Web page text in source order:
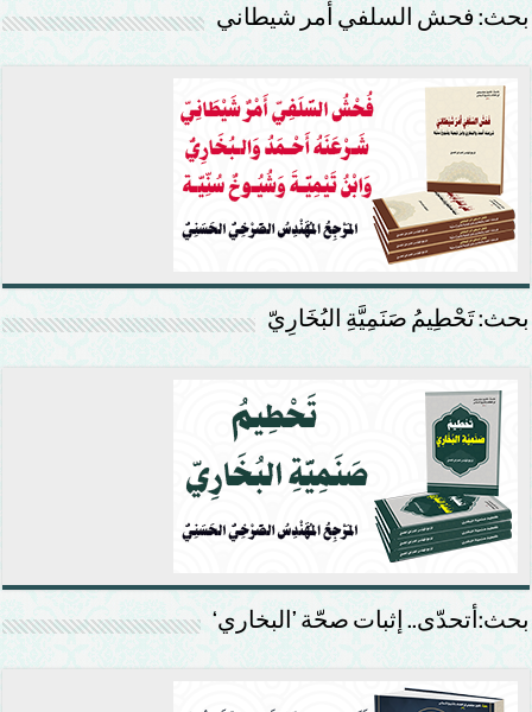
بحث: فحش السلفي أمر شيطاني
بحث: تَحْطِيمُ صَنَمِيَّةِ البُخَارِيّ
بحث:أتحدّى.. إثبات صحّة ’البخاري‘